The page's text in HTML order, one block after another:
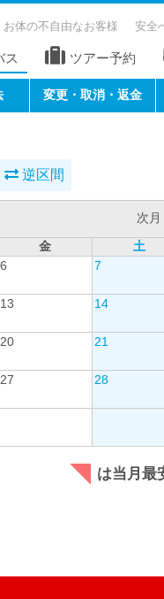
お体の不自由なお客様 安全
ス ツアー予約
変更・取消・返金
逆区間
次月
金
土
6 7
13 14
20 21
27 28
は当月最